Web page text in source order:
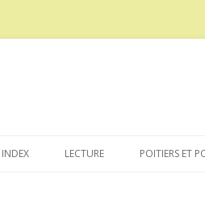
au
INDEX LECTURE POITIERS ET